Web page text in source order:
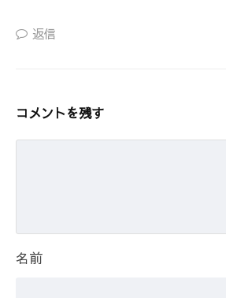
返信
コメントを残す
名前